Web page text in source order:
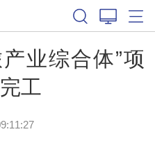
业综合体”项
工